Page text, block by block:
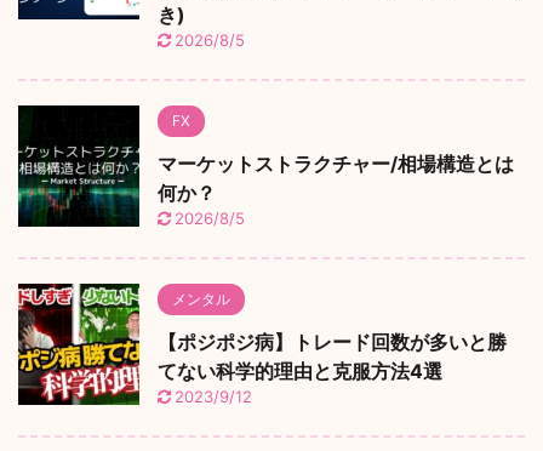
き)
2026/8/5
FX
マーケットストラクチャー/相場構造とは
何か？
2026/8/5
メンタル
【ポジポジ病】トレード回数が多いと勝
てない科学的理由と克服方法4選
2023/9/12